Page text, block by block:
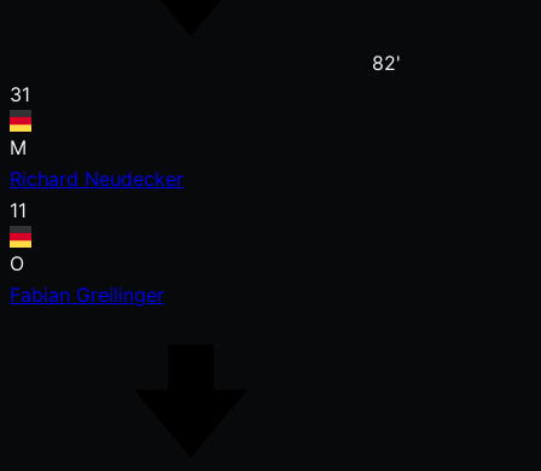
82'
31
M
Richard Neudecker
11
O
Fabian Greilinger